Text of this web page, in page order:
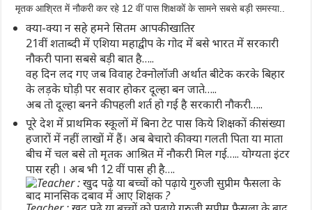
मृतक आश्रित में नौकरी कर रहे 12 वीं पास शिक्षकों के सामने सबसे बड़ी समस्या..
क्या-क्या न सहे हमने सितम आपकी खातिर
21वीं शताब्दी में एशिया महाद्वीप के गोद में बसे भारत में सरकारी
नौकरी पाना सबसे बड़ी बात है…..
वह दिन लद गए जब विवाह टेक्नोलॉजी अर्थात बीटेक करके बिहार
के लड़के घोड़ी पर सवार होकर दूल्हा बन जाते…..
अब तो दूल्हा बनने की पहली शर्त हो गई है सरकारी नौकरी…..
पूरे देश में प्राथमिक स्कूलों में बिना टेट पास किये शिक्षकों की संख्या
हजारों में नहीं लाखों में हैं। अब बेचारो की क्या गलती पिता या माता
बीच में चल बसे तो मृतक आश्रित में नौकरी मिल गई….. योग्यता इंटर
पास रही । अब भी 12 वीं पास ही है….